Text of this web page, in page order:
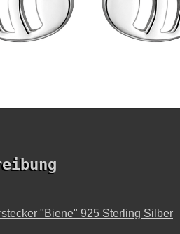
"Biene" 925 Sterling Silber